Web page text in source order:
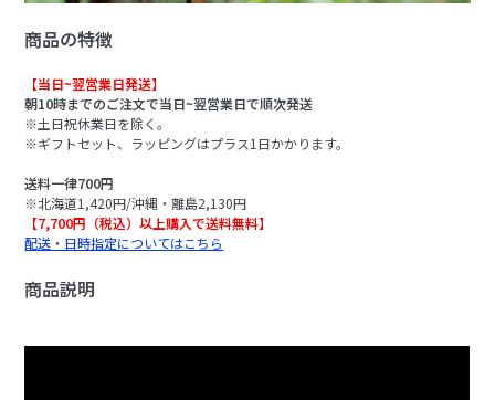
商品の特徴
【当日~翌営業日発送】
朝10時までのご注文で当日~翌営業日で順次発送
※土日祝休業日を除く。
※ギフトセット、ラッピングはプラス1日かかります。
送料一律700円
※北海道1,420円/沖縄・離島2,130円
【7,700円（税込）以上購入で送料無料】
配送・日時指定についてはこちら
商品説明